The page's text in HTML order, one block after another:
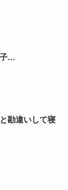
子…
勘違いして寝